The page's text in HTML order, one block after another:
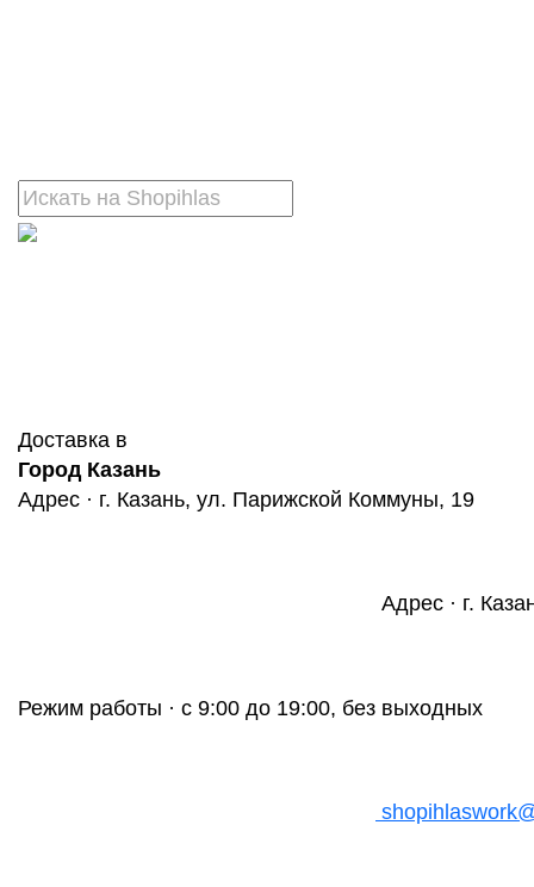
Доставка в
Город Казань
Адрес · г. Казань, ул. Парижской Коммуны, 19
Адрес · г.
Режим работы · с 9:00 до 19:00, без выходных